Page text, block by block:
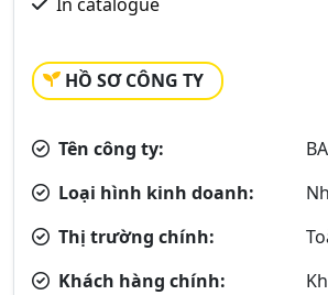
HỒ SƠ CÔNG TY
Tên công ty:
Loại hình kinh doanh:
Thị trường chính:
Khách hàng chính: